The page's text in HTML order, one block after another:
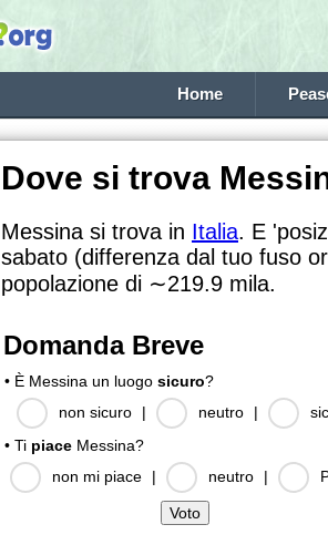
Home
Dove si trova
Messina si trova in Italia. E
sabato (differenza dal tuo fuso
popolazione di ∼219.9 mila.
Domanda Breve
• È Messina un luogo sicuro?
non sicuro
| neutro |
• Ti piace Messina?
non mi piace
| neutro |